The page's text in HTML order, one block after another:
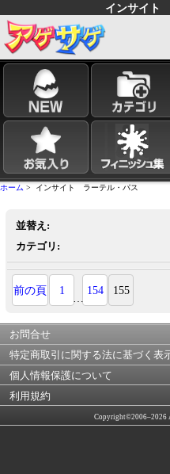
インサイト
ホーム > インサイト ラーテル・パス
並替え:
カテゴリ:
前の頁 1
…
154 155
お問合せ
特定商取引に関する法に基づく表
個人情報保護について
利用規約
Copyright©2006–2026